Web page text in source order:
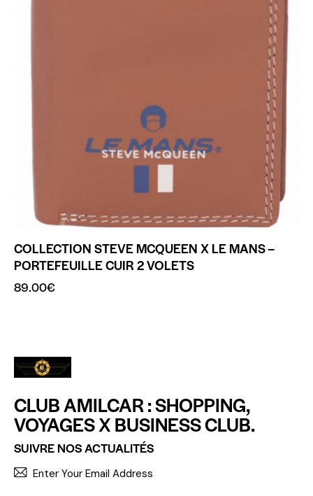
COLLECTION STEVE MCQUEEN X LE MANS –
PORTEFEUILLE CUIR 2 VOLETS
89.00€
CLUB AMILCAR : SHOPPING,
VOYAGES X BUSINESS CLUB.
SUIVRE NOS ACTUALITÉS